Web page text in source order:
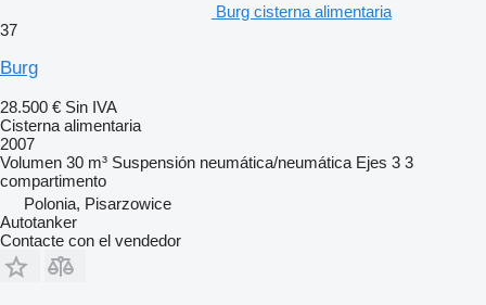
Burg cisterna alimentaria
37
Burg
28.500 € Sin IVA
Cisterna alimentaria
2007
Volumen 30 m³ Suspensión neumática/neumática Ejes 3 3
compartimento
Polonia, Pisarzowice
Autotanker
Contacte con el vendedor